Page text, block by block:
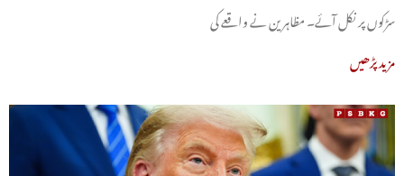
سڑکوں پر نکل آئے۔ مظاہرین نے واقعے کی
مزید پڑھیں